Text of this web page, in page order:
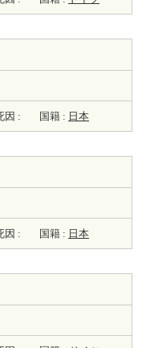
因 : 国籍 : 日本
因 : 国籍 : 日本